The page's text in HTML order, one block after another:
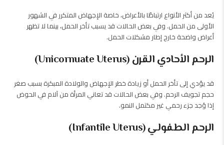
يُعد من أكثر الأنواع ارتباطًا بالأعراض، خاصة الإجهاض المتكرر في الشهور
الأولى من الحمل. وفي بعض الحالات قد يسبب تأخر الحمل، بينما لا تظهر
أعراض واضحة خارج إطار مشكلات الحمل.
الرحم الأحادي القرن (Unicornuate Uterus)
قد يؤدي إلى تأخر الحمل أو زيادة خطر الإجهاض والولادة المبكرة بسبب صغر
حجم تجويف الرحم. وفي بعض الحالات قد تعاني المرأة من آلام في الحوض
إذا وُجد جزء رحمي غير مكتمل النمو.
الرحم الطفولي (Infantile Uterus)